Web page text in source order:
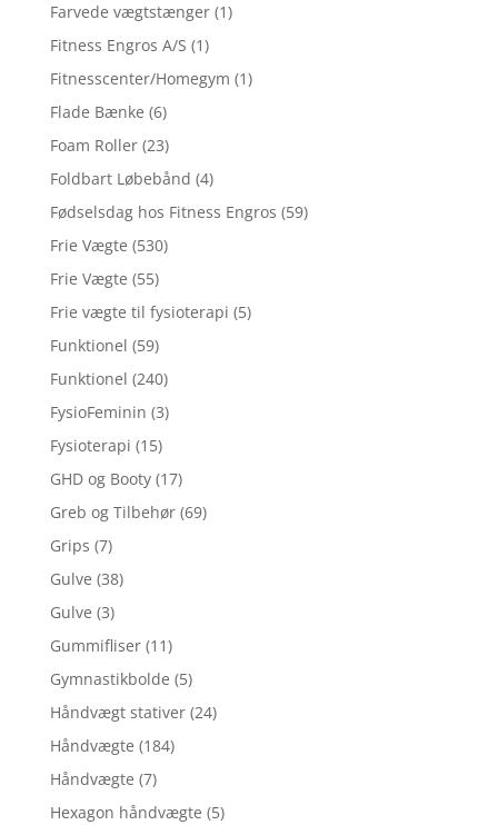
Farvede vægtstænger (1)
Fitness Engros A/S (1)
Fitnesscenter/Homegym (1)
Flade Bænke (6)
Foam Roller (23)
Foldbart Løbebånd (4)
Fødselsdag hos Fitness Engros (59)
Frie Vægte (530)
Frie Vægte (55)
Frie vægte til fysioterapi (5)
Funktionel (59)
Funktionel (240)
FysioFeminin (3)
Fysioterapi (15)
GHD og Booty (17)
Greb og Tilbehør (69)
Grips (7)
Gulve (38)
Gulve (3)
Gummifliser (11)
Gymnastikbolde (5)
Håndvægt stativer (24)
Håndvægte (184)
Håndvægte (7)
Hexagon håndvægte (5)